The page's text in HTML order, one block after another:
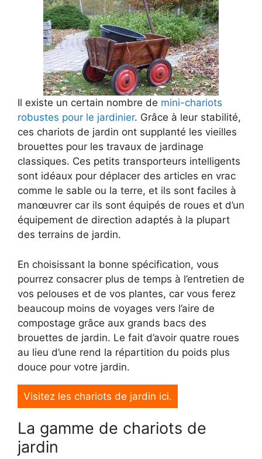
Il existe un certain nombre de mini-chariots
robustes pour le jardinier. Grâce à leur stabilité,
ces chariots de jardin ont supplanté les vieilles
brouettes pour les travaux de jardinage
classiques. Ces petits transporteurs intelligents
sont idéaux pour déplacer des articles en vrac
comme le sable ou la terre, et ils sont faciles à
manœuvrer car ils sont équipés de roues et d’un
équipement de direction adaptés à la plupart
des terrains de jardin.
En choisissant la bonne spécification, vous
pourrez consacrer plus de temps à l’entretien de
vos pelouses et de vos plantes, car vous ferez
beaucoup moins de voyages vers l’aire de
compostage grâce aux grands bacs des
brouettes de jardin. Le fait d’avoir quatre roues
au lieu d’une rend la répartition du poids plus
douce pour votre jardin.
Visitez les chariots de jardin ici.
La gamme de chariots de
jardin